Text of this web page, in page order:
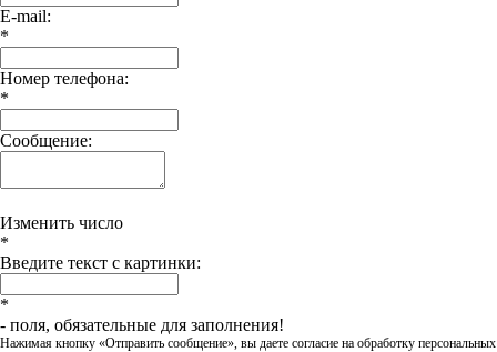
E-mail:
*
Номер телефона:
*
Сообщение:
Изменить число
*
Введите текст с картинки:
*
- поля, обязательные для заполнения!
Нажимая кнопку «Отправить сообщение», вы даете согласие на обработку